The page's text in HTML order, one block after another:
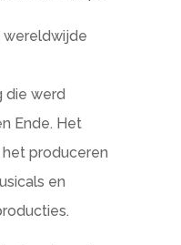
wereldwijde
die werd
Ende. Het
produceren
en